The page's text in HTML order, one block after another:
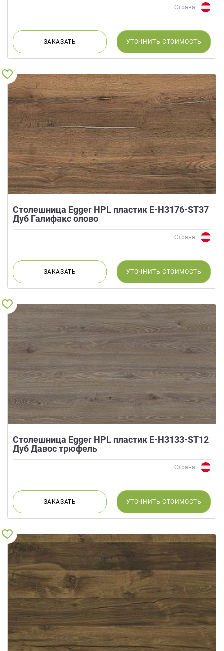
Страна:
ЗАКАЗАТЬ УТОЧНИТЬ СТОИМОСТЬ
Столешница Egger HPL пластик E-H3176-ST37
Дуб Галифакс олово
Страна:
ЗАКАЗАТЬ УТОЧНИТЬ СТОИМОСТЬ
Столешница Egger HPL пластик E-H3133-ST12
Дуб Давос трюфель
Страна:
ЗАКАЗАТЬ УТОЧНИТЬ СТОИМОСТЬ